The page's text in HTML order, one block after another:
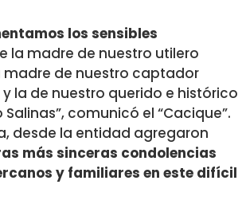
los sensibles
la madre de nuestro utilero
madre de nuestro captador
y la de nuestro querido e histórico
comunicó el “Cacique”.
desde la entidad agregaron
más sinceras condolencias
y familiares en este difícil